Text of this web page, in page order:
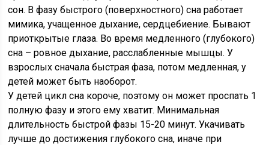
сон. В фазу быстрого (поверхностного) сна работает
мимика, учащенное дыхание, сердцебиение. Бывают
приоткрытые глаза. Во время медленного (глубокого)
сна – ровное дыхание, расслабленные мышцы. У
взрослых сначала быстрая фаза, потом медленная, у
детей может быть наоборот.
У детей цикл сна короче, поэтому он может проспать 1
полную фазу и этого ему хватит. Минимальная
длительность быстрой фазы 15-20 минут. Укачивать
лучше до достижения глубокого сна, иначе при